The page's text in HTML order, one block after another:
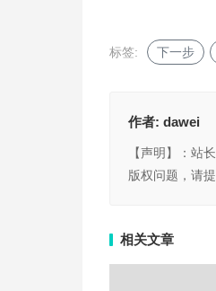
标签: 下一步
作者: dawei
【声明】：站
版权问题，请
相关文章